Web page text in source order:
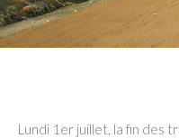
Lundi 1er juillet, la fin des